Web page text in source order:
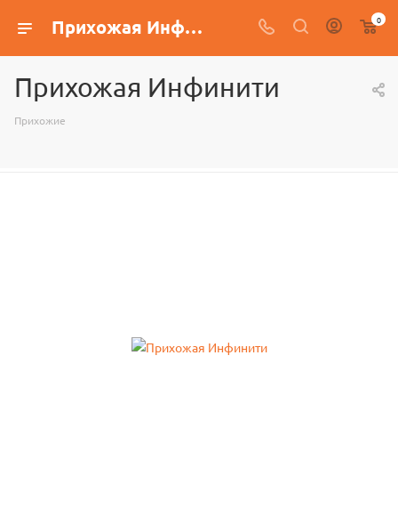
Прихожая Инфинити 0
Прихожая Инфинити
Прихожие